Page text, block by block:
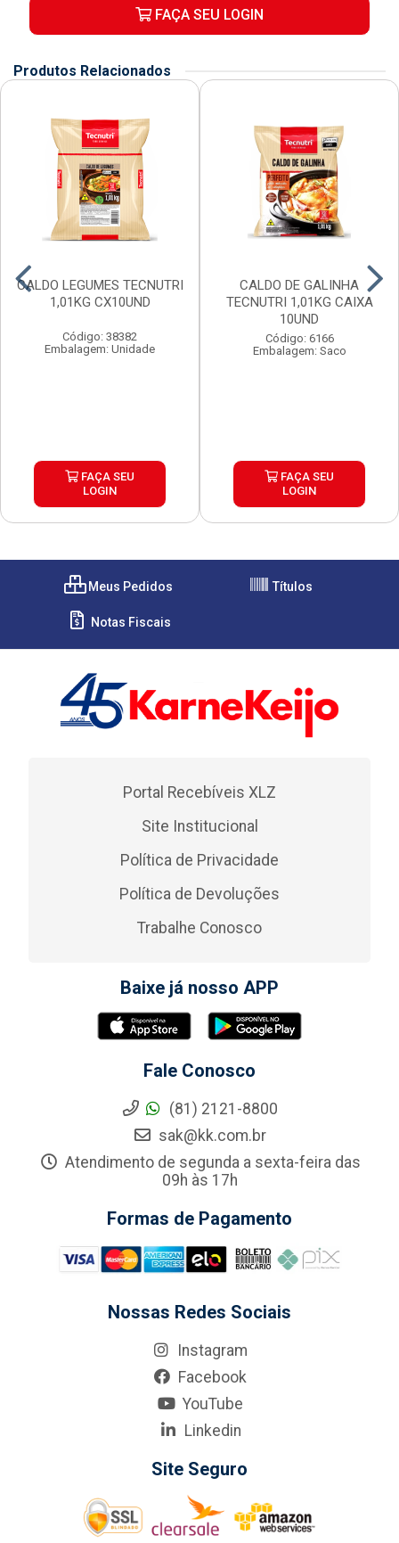
FAÇA SEU LOGIN
Produtos Relacionados
CALDO LEGUMES TECNUTRI
1,01KG CX10UND
Código: 38382
Embalagem: Unidade
FAÇA SEU
LOGIN
CALDO DE GALINHA
TECNUTRI 1,01KG CAIXA
10UND
Código: 6166
Embalagem: Saco
FAÇA SEU
LOGIN
Meus Pedidos Títulos
Notas Fiscais
Portal Recebíveis XLZ
Site Institucional
Política de Privacidade
Política de Devoluções
Trabalhe Conosco
Baixe já nosso APP
Fale Conosco
(81) 2121-8800
sak@kk.com.br
Atendimento de segunda a sexta-feira das
09h às 17h
Formas de Pagamento
Nossas Redes Sociais
Instagram
Facebook
YouTube
Linkedin
Site Seguro